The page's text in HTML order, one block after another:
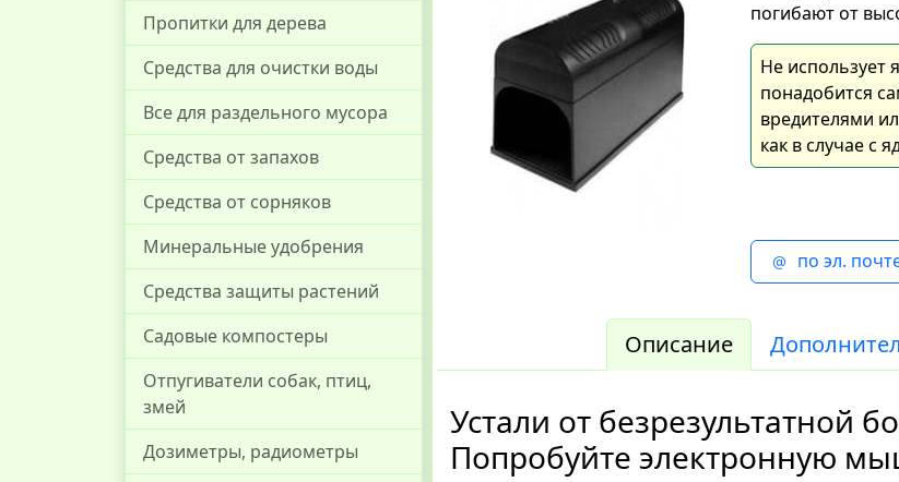
Пропитки для дерева
Средства для очистки воды
Все для раздельного мусора
Средства от запахов
Средства от сорняков
Минеральные удобрения
Средства защиты растений
Садовые компостеры
Отпугиватели собак, птиц,
змей
Дозиметры, радиометры
погибают от
Не использует
понадобится
вредителями
как в случае с
по эл.
Описание
Устали от безрезультатной
Попробуйте электронную